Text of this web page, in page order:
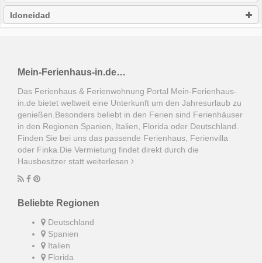
Idoneidad
Mein-Ferienhaus-in.de…
Das Ferienhaus & Ferienwohnung Portal Mein-Ferienhaus-
in.de bietet weltweit eine Unterkunft um den Jahresurlaub zu
genießen.Besonders beliebt in den Ferien sind Ferienhäuser
in den Regionen Spanien, Italien, Florida oder Deutschland.
Finden Sie bei uns das passende Ferienhaus, Ferienvilla
oder Finka.Die Vermietung findet direkt durch die
Hausbesitzer statt. weiterlesen
Beliebte Regionen
Deutschland
Spanien
Italien
Florida